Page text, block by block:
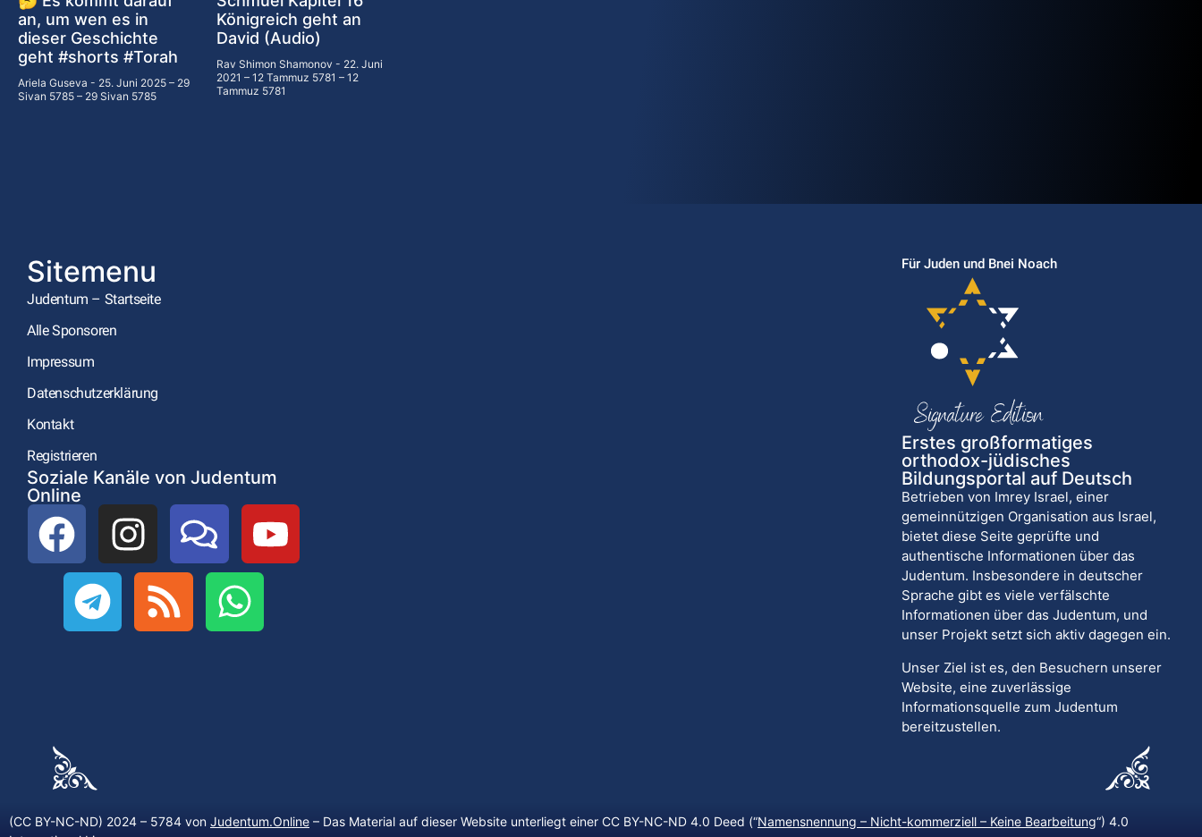
an, um wen es in
dieser Geschichte
geht #shorts #Torah
Ariela Guseva
25. Juni 2025 – 29
Sivan 5785 – 29 Sivan 5785
Königreich geht an
David (Audio)
Rav Shimon Shamonov
22. Juni
2021 – 12 Tammuz 5781 – 12
Tammuz 5781
Sitemenu
Judentum – Startseite
Alle Sponsoren
Impressum
Datenschutzerklärung
Kontakt
Registrieren
Soziale Kanäle von Judentum
Online
Für Juden und Bnei Noach
Erstes großformatiges
orthodox-jüdisches
Bildungsportal auf Deutsch
Betrieben von Imrey Israel, einer
gemeinnützigen Organisation aus Israel,
bietet diese Seite geprüfte und
authentische Informationen über das
Judentum. Insbesondere in deutscher
Sprache gibt es viele verfälschte
Informationen über das Judentum, und
unser Projekt setzt sich aktiv dagegen ein.
Unser Ziel ist es, den Besuchern unserer
Website, eine zuverlässige
Informationsquelle zum Judentum
bereitzustellen.
(CC BY-NC-ND) 2024 – 5784 von Judentum.Online – Das Material auf dieser Website unterliegt einer CC BY-NC-ND 4.0 Deed (“Namensnennung – Nicht-kommerziell – Keine Bearbeitung“) 4.0